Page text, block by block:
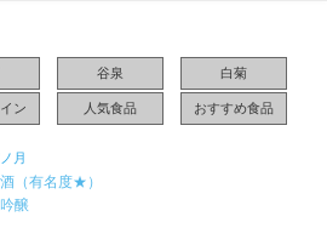
谷泉 白菊
ン 人気食品 おすすめ食品
月
（有名度★）
醸